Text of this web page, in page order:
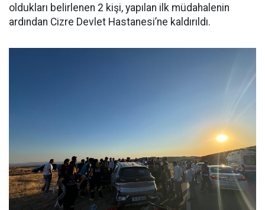
oldukları belirlenen 2 kişi, yapılan ilk müdahalenin
ardından Cizre Devlet Hastanesi’ne kaldırıldı.